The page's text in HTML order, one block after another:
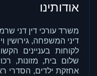
אודותינו
משרד עורכי דין דני
דיני המשפחה, גירושין
לקוחות בעניינים
שלום בית, מזונות,
אחזקת ילדים, הסדרי